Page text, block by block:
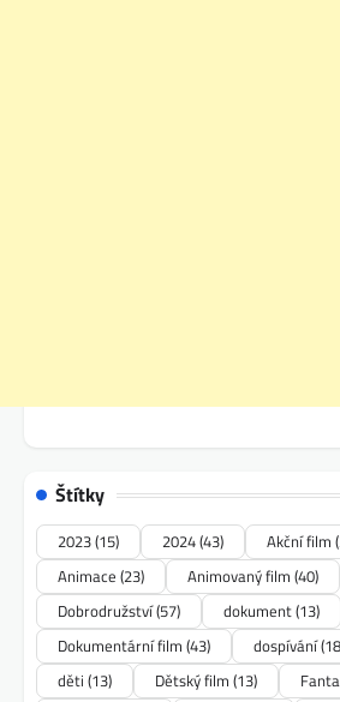
Štítky
2023(15) 2024(43) Akční film
Animace (23) Animovaný film (40)
Dobrodružství(57) dokument(13)
Dokumentární film (43) dospívání
děti (13) Dětský film (13)